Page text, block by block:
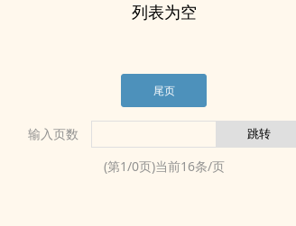
列表为空
尾页
输入页数
(第1/0页)当前16条/页